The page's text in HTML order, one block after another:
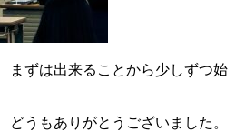
まずは出来ることから少しずつ始
どうもありがとうございました。